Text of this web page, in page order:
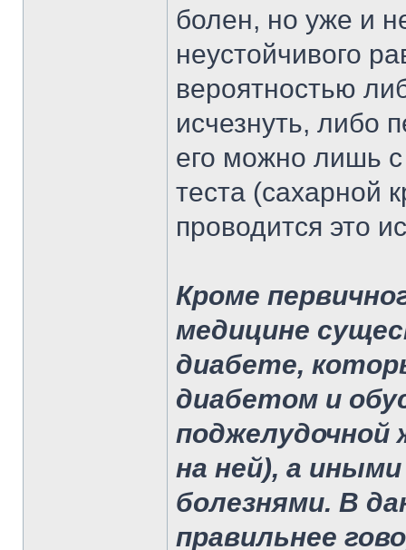
болен, но уже и
неустойчивого
вероятностью
исчезнуть, либо
его можно лишь
теста (сахарной
проводится это
Кроме
медицине
диабете,
диабетом и
поджелудочной
на ней), а
болезнями. В
правильнее